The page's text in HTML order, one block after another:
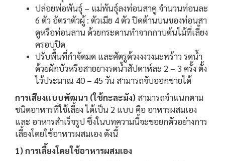
ปล่อยพ่อพันธุ์ – แม่พันธุ์ลงท่อนสาคู จำนวนท่อนละ
6 ตัว อัตราตัวผู้ : ตัวเมีย 4 ตัว ปิดต้านบนของท่อนสา
ดูหรือท่อนลาน ด้วยกระดานทำจากกาบต้นไม้ที่เลี้ยง
ครอบปิด
ปรับพื้นที่กำจัดมด และศัตรูด้วงงงวงมะพร้าว รดน้ำ
ด้วยฝักบัวหรือสายยางรดน้ำสัปดาห์ละ 2 – 3 ครั้ง ตั้ง
ไว้ประมาณ 40 – 45 วัน สามารถจับออกขายได้
การเสียงแบบพัฒนา (ใช้กะละมัง) สามารถจำแนกตาม
ชนิดอาหารที่ใช้เลี้ยง ได้เป็น 2 แบบ คือ อาหารผสมเอง
และ อาหารสำเร็จรูป ซึ่งในบทความนี้จะขอยกตัวอย่างการ
เลี้ยงโดยใช้อาหารผสมเอง ดังนี้
1) การเลี้ยงโดยใช้อาหารผสมเอง